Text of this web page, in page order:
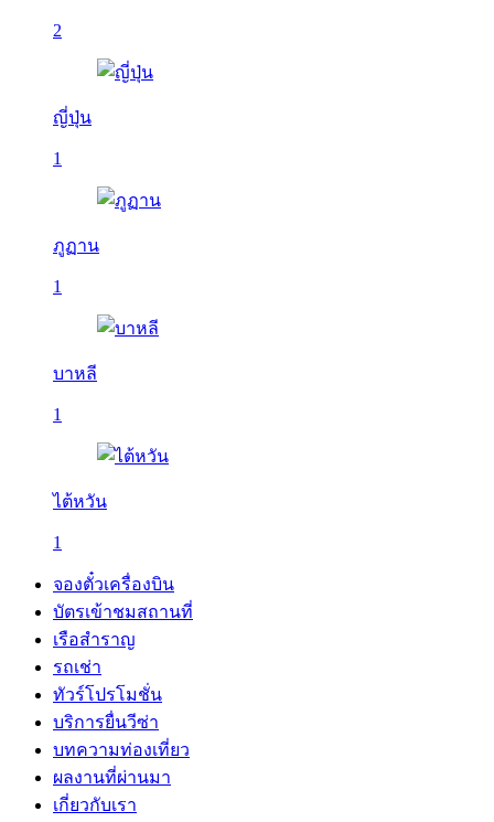
2
ญี่ปุ่น
1
ภูฏาน
1
บาหลี
1
ไต้หวัน
1
จองตั๋วเครื่องบิน
บัตรเข้าชมสถานที่
เรือสำราญ
รถเช่า
ทัวร์โปรโมชั่น
บริการยื่นวีซ่า
บทความท่องเที่ยว
ผลงานที่ผ่านมา
เกี่ยวกับเรา